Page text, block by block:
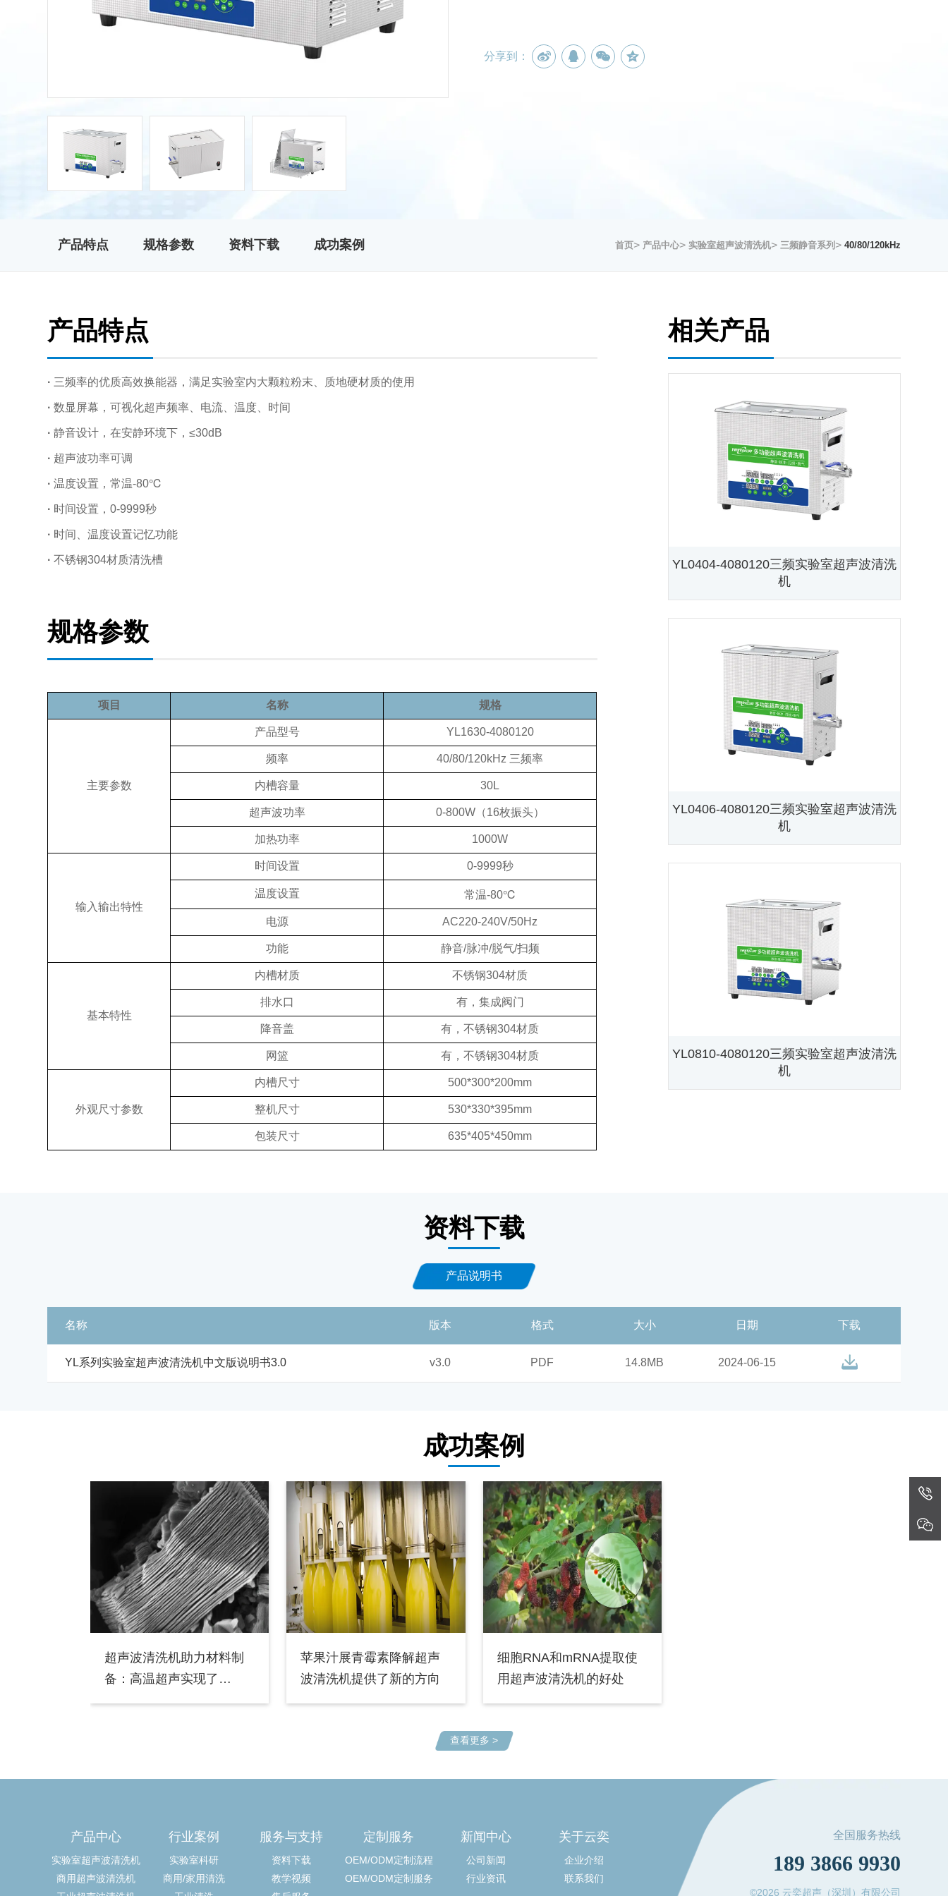
分享到：
产品特点 规格参数 资料下载 成功案例 首页> 产品中心> 实验室超声波清洗机> 三频静音系列 > 40/80/120kHz
产品特点
· 三频率的优质高效换能器，满足实验室内大颗粒粉末、质地硬材质的使用
· 数显屏幕，可视化超声频率、电流、温度、时间
· 静音设计，在安静环境下，≤30dB
· 超声波功率可调
· 温度设置，常温-80℃
· 时间设置，0-9999秒
· 时间、温度设置记忆功能
· 不锈钢304材质清洗槽
规格参数
项目 名称 规格
主要参数
产品型号 YL1630-4080120
频率 40/80/120kHz 三频率
内槽容量 30L
超声波功率 0-800W（16枚振头）
加热功率 1000W
输入输出特性
时间设置 0-9999秒
温度设置 常温-80℃
电源 AC220-240V/50Hz
功能 静音/脉冲/脱气/扫频
基本特性
内槽材质 不锈钢304材质
排水口 有，集成阀门
降音盖 有，不锈钢304材质
网篮 有，不锈钢304材质
外观尺寸参数
内槽尺寸 500*300*200mm
整机尺寸 530*330*395mm
包装尺寸 635*405*450mm
相关产品
YL0404-4080120三频实验室超声波清洗
机
YL0406-4080120三频实验室超声波清洗
机
YL0810-4080120三频实验室超声波清洗
机
资料下载
产品说明书
名称 版本 格式 大小 日期 下载
YL系列实验室超声波清洗机中文版说明书3.0 v3.0 PDF 14.8MB 2024-06-15
成功案例
超声波清洗机助力材料制
备：高温超声实现了
苹果汁展青霉素降解超声
波清洗机提供了新的方向
细胞RNA和mRNA提取使
用超声波清洗机的好处
查看更多 >
产品中心
实验室超声波清洗机
商用超声波清洗机
行业案例
实验室科研
商用/家用清洗
服务与支持
资料下载
教学视频
定制服务
OEM/ODM定制流程
OEM/ODM定制服务
新闻中心
公司新闻
行业资讯
关于云奕
企业介绍
联系我们
全国服务热线
189 3866 9930
©2026 云奕超声（深圳）有限公司